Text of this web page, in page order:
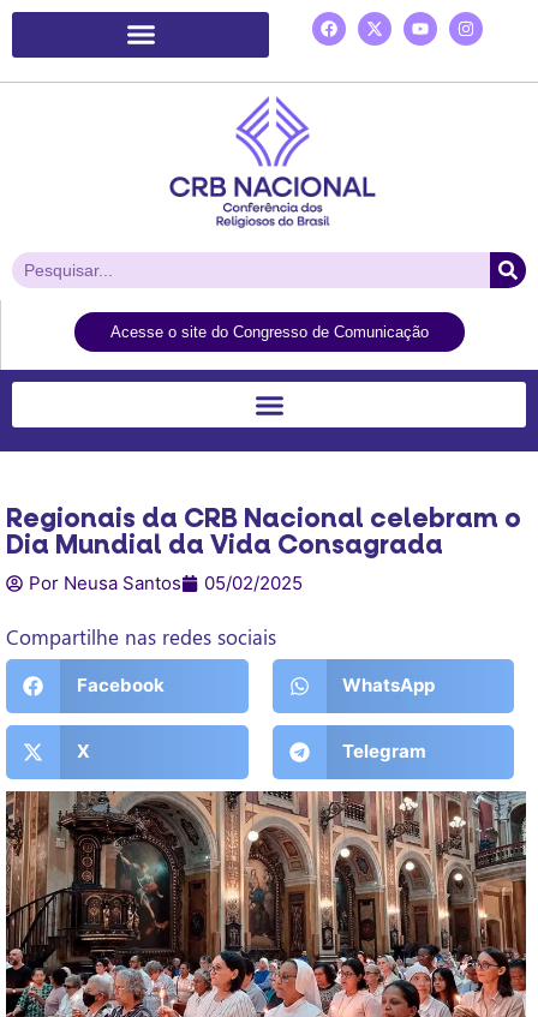
Acesse o site do Congresso de Comunicação
Regionais da CRB Nacional celebram o
Dia Mundial da Vida Consagrada
Por Neusa Santos 05/02/2025
Compartilhe nas redes sociais
Facebook WhatsApp
X Telegram